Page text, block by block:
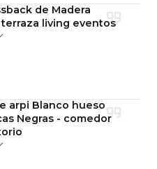
de zapatos,
entrada hogar,
organizador,
de Madera
living eventos
arpi Blanco hueso
Negras - comedor